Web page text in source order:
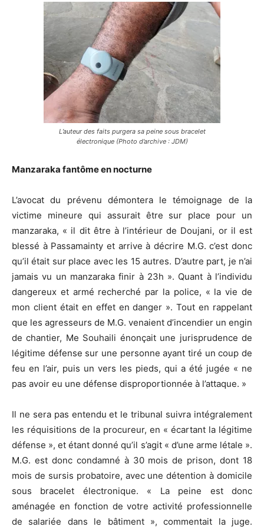
L’auteur des faits purgera sa peine sous bracelet
électronique (Photo d’archive : JDM)
Manzaraka fantôme en nocturne
L’avocat du prévenu démontera le témoignage de la
victime mineure qui assurait être sur place pour un
manzaraka, « il dit être à l’intérieur de Doujani, or il est
blessé à Passamainty et arrive à décrire M.G. c’est donc
qu’il était sur place avec les 15 autres. D’autre part, je n’ai
jamais vu un manzaraka finir à 23h ». Quant à l’individu
dangereux et armé recherché par la police, « la vie de
mon client était en effet en danger ». Tout en rappelant
que les agresseurs de M.G. venaient d’incendier un engin
de chantier, Me Souhaili énonçait une jurisprudence de
légitime défense sur une personne ayant tiré un coup de
feu en l’air, puis un vers les pieds, qui a été jugée « ne
pas avoir eu une défense disproportionnée à l’attaque. »
Il ne sera pas entendu et le tribunal suivra intégralement
les réquisitions de la procureur, en « écartant la légitime
défense », et étant donné qu’il s’agit « d’une arme létale ».
M.G. est donc condamné à 30 mois de prison, dont 18
mois de sursis probatoire, avec une détention à domicile
sous bracelet électronique. « La peine est donc
aménagée en fonction de votre activité professionnelle
de salariée dans le bâtiment », commentait la juge.